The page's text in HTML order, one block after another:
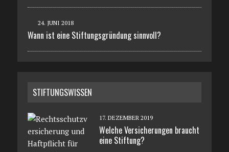
24. JUNI 2018
Wann ist eine Stiftungsgründung sinnvoll?
STIFTUNGSWISSEN
17. DEZEMBER 2019
Welche Versicherungen braucht
eine Stiftung?